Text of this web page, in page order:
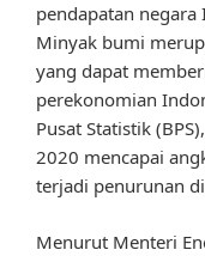
pendapatan negara
Minyak bumi
yang dapat
perekonomian
Pusat Statistik
2020 mencapai
terjadi penurunan
Menurut Menteri